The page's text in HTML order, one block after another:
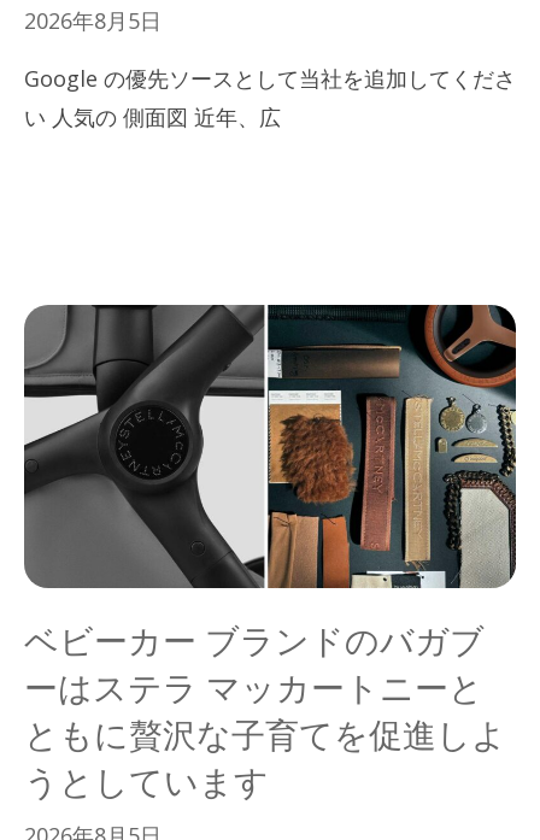
2026年8月5日
Google の優先ソースとして当社を追加してくださ
い 人気の 側面図 近年、広
ベビーカー ブランドのバガブ
ーはステラ マッカートニーと
ともに贅沢な子育てを促進しよ
うとしています